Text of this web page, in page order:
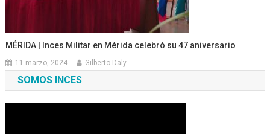
MÉRIDA | Inces Militar en Mérida celebró su 47 aniversario
11 marzo, 2024 Gilberto Daly
SOMOS INCES